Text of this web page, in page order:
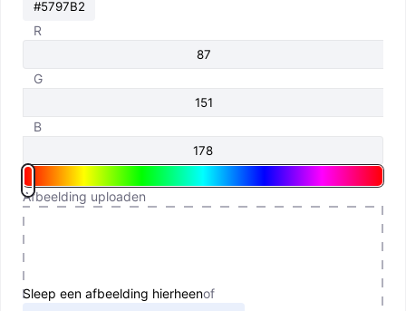
R
G
B
Afbeelding uploaden
Sleep een afbeelding hierheenof